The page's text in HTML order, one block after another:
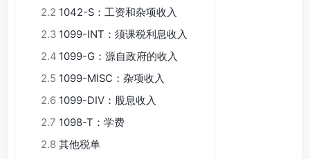
2.2 1042-S：工资和杂项收入
2.3 1099-INT：须课税利息收入
2.4 1099-G：源自政府的收入
2.5 1099-MISC：杂项收入
2.6 1099-DIV：股息收入
2.7 1098-T：学费
2.8 其他税单